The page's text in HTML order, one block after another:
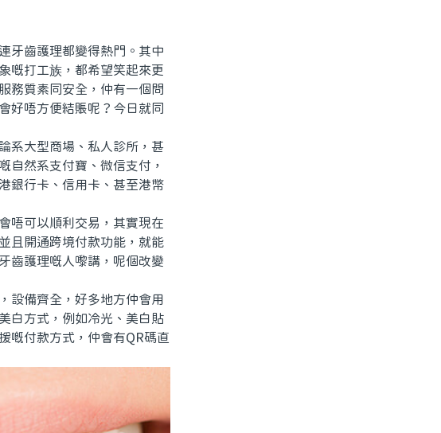
齒護理都變得熱門。其中
嘅打工族，都希望笑起來更
務質素同安全，仲有一個問
好唔方便結賬呢？今日就同
大型商場、私人診所，甚
自然系支付寶、微信支付，
銀行卡、信用卡、甚至港幣
可以順利交易，其實現在
且開通跨境付款功能，就能
齒護理嘅人嚟講，呢個改變
備齊全，好多地方仲會用
白方式，例如冷光、美白貼
嘅付款方式，仲會有QR碼直